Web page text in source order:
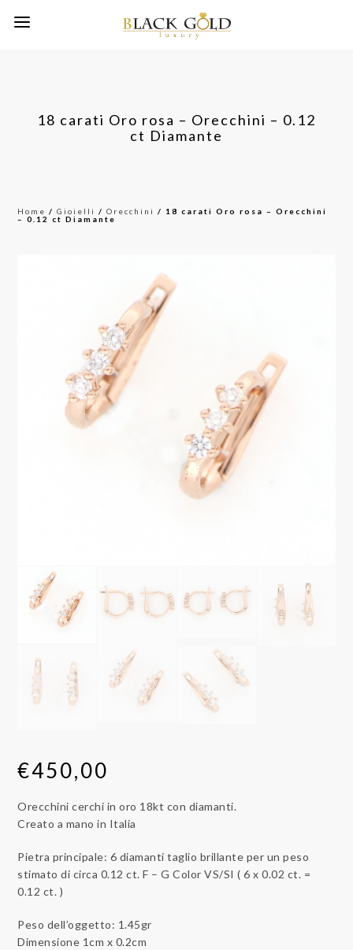
18 carati Oro rosa – Orecchini – 0.12
ct Diamante
Home /Gioielli /Orecchini / 18 carati Oro rosa – Orecchini
– 0.12 ct Diamante
€450,00
Orecchini cerchi in oro 18kt con diamanti.
Creato a mano in Italia
Pietra principale: 6 diamanti taglio brillante per un peso
stimato di circa 0.12 ct. F – G Color VS/SI ( 6 x 0.02 ct. =
0.12 ct. )
Peso dell’oggetto: 1.45gr
Dimensione 1cm x 0.2cm